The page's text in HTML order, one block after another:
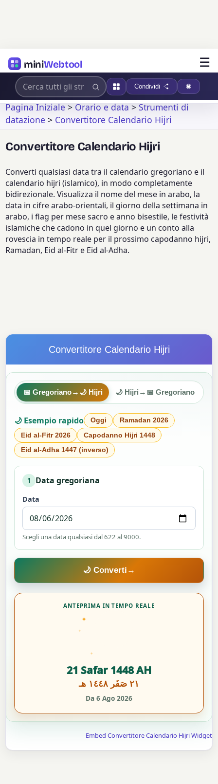
miniWebtool ☰
Condividi
Pagina Iniziale>Orario e data>Strumenti di
datazione > Convertitore Calendario Hijri
Convertitore Calendario Hijri
Converti qualsiasi data tra il calendario gregoriano e il
calendario hijri (islamico), in modo completamente
bidirezionale. Visualizza il nome del mese in arabo, la
data in cifre arabo-orientali, il giorno della settimana in
arabo, i flag per mese sacro e anno bisestile, le festività
islamiche che cadono in quel giorno e un conto alla
rovescia in tempo reale per il prossimo capodanno hijri,
Ramadan, Eid al-Fitr e Eid al-Adha.
Convertitore Calendario Hijri
📅 Gregoriano→ 🌙 Hijri 🌙 Hijri → 📅 Gregoriano
🌙 Esempio rapido Oggi Ramadan 2026
Eid al-Fitr 2026 Capodanno Hijri 1448
Eid al-Adha 1447 (inverso)
1 Data gregoriana
Data
Scegli una data qualsiasi dal 622 al 9000.
🌙 Converti →
ANTEPRIMA IN TEMPO REALE
✦
✦
✦
21 Safar 1448 AH
٢١ صَفَر ١٤٤٨ هـ
Da 6 Ago 2026
Embed Convertitore Calendario Hijri Widget